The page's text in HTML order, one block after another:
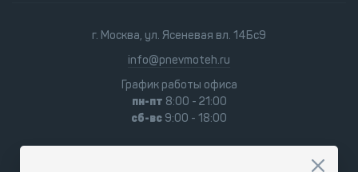
г. Москва, ул. Ясеневая вл. 14Бс9
info@pnevmoteh.ru
График работы офиса
пн-пт 8:00 - 21:00
сб-вс 9:00 - 18:00